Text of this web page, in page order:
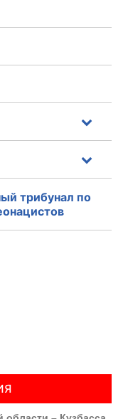
трибунал по